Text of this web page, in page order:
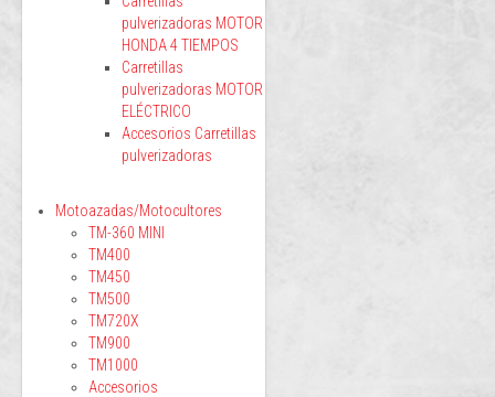
pulverizadoras MOTOR
HONDA 4 TIEMPOS
Carretillas
pulverizadoras MOTOR
ELÉCTRICO
Accesorios Carretillas
pulverizadoras
Motoazadas/Motocultores
TM-360 MINI
TM400
TM450
TM500
TM720X
TM900
TM1000
Accesorios